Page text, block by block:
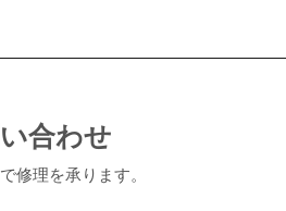
合わせ
修理を承ります。